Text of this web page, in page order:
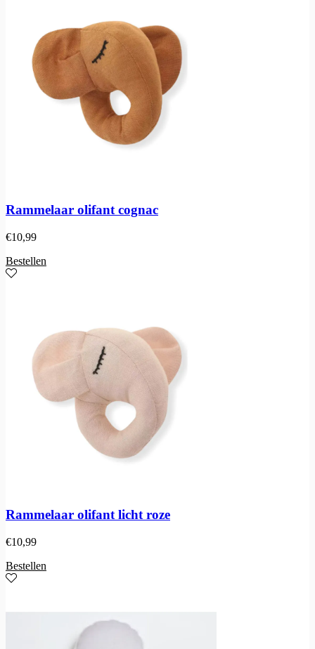
Rammelaar olifant cognac
€10,99
Bestellen
Rammelaar olifant licht roze
€10,99
Bestellen